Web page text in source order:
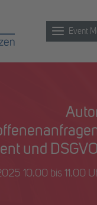
Event
Partner werden
und
10.00 bis 11.00